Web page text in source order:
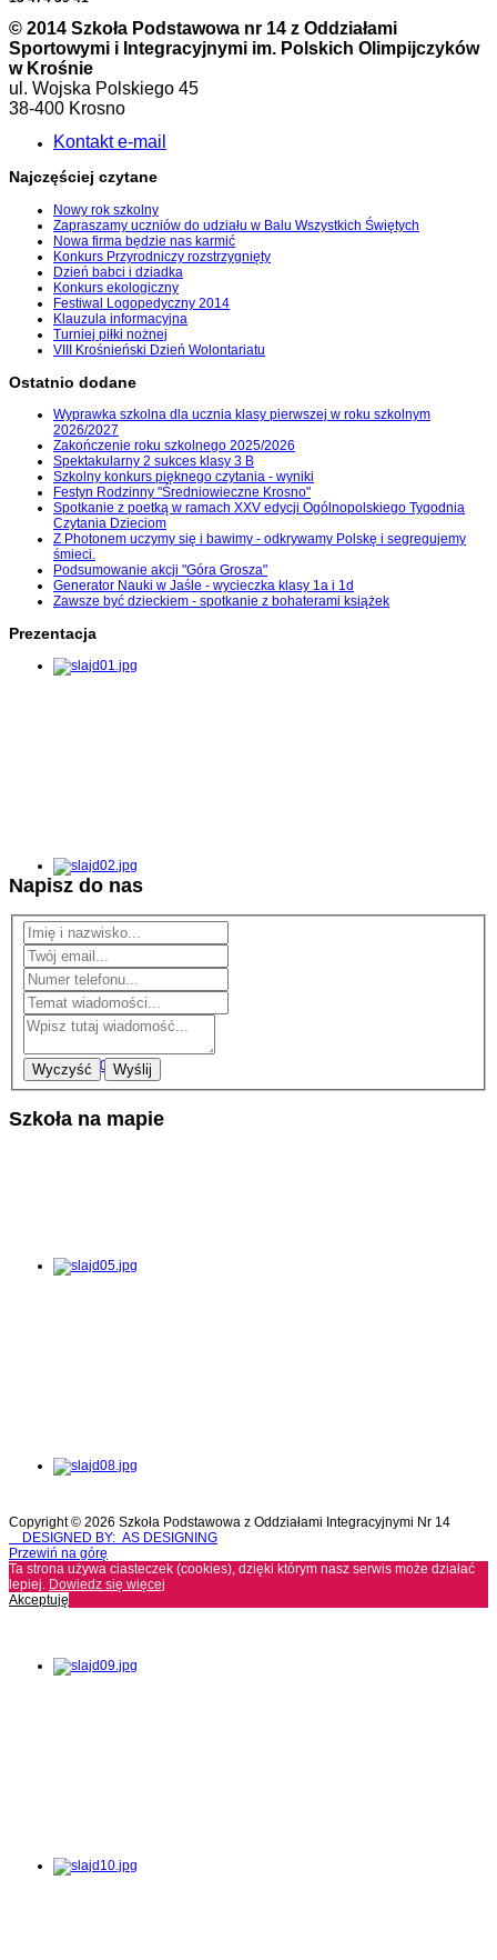
© 2014 Szkoła Podstawowa nr 14 z Oddziałami
Sportowymi i Integracyjnymi im. Polskich Olimpijczyków
w Krośnie
ul. Wojska Polskiego 45
38-400 Krosno
Kontakt e-mail
Najczęściej czytane
Nowy rok szkolny
Zapraszamy uczniów do udziału w Balu Wszystkich Świętych
Nowa firma będzie nas karmić
Konkurs Przyrodniczy rozstrzygnięty
Dzień babci i dziadka
Konkurs ekologiczny
Festiwal Logopedyczny 2014
Klauzula informacyjna
Turniej piłki nożnej
VIII Krośnieński Dzień Wolontariatu
Ostatnio dodane
Wyprawka szkolna dla ucznia klasy pierwszej w roku szkolnym
2026/2027
Zakończenie roku szkolnego 2025/2026
Spektakularny 2 sukces klasy 3 B
Szkolny konkurs pięknego czytania - wyniki
Festyn Rodzinny "Średniowieczne Krosno"
Spotkanie z poetką w ramach XXV edycji Ogólnopolskiego Tygodnia
Czytania Dzieciom
Z Photonem uczymy się i bawimy - odkrywamy Polskę i segregujemy
śmieci.
Podsumowanie akcji "Góra Grosza"
Generator Nauki w Jaśle - wycieczka klasy 1a i 1d
Zawsze być dzieckiem - spotkanie z bohaterami książek
Prezentacja
Napisz do nas
Wyczyść Wyślij
Szkoła na mapie
Copyright © 2026 Szkoła Podstawowa z Oddziałami Integracyjnymi Nr 14
DESIGNED BY: AS DESIGNING
Przewiń na górę
Ta strona używa ciasteczek (cookies), dzięki którym nasz serwis może działać
lepiej. Dowiedz się więcej
Akceptuję